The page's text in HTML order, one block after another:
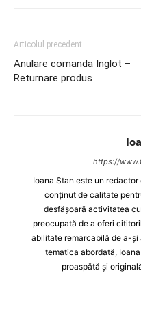
Articolul precedent
Anulare comanda Inglot –
Returnare produs
https://
Ioana Stan este un
conținut de calitate
desfășoară activitatea
preocupată de a oferi
abilitate remarcabilă de a-
tematica abordată,
proaspătă și